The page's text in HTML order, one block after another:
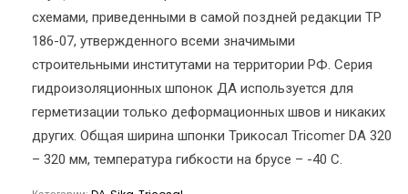
схемами, приведенными в самой поздней редакции ТР
186-07, утвержденного всеми значимыми
строительными институтами на территории РФ. Серия
гидроизоляционных шпонок ДА используется для
герметизации только деформационных швов и никаких
других. Общая ширина шпонки Трикосал Tricomer DA 320
– 320 мм, температура гибкости на брусе – -40 С.